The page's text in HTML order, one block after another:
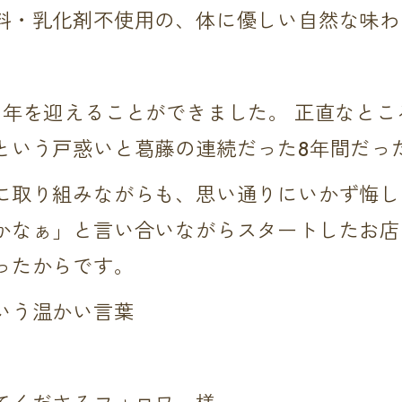
乳化剤不使用の、体に優しい自然な味
を迎えることができました。 正直なと
う戸惑いと葛藤の連続だった8年間だっ
り組みながらも、思い通りにいかず悔
ぁ」と言い合いながらスタートしたお
からです。
う温かい言葉